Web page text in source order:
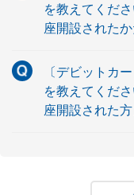
を教えてくだ
座開設されたか
〔デビットカ
を教えてくだ
座開設された方